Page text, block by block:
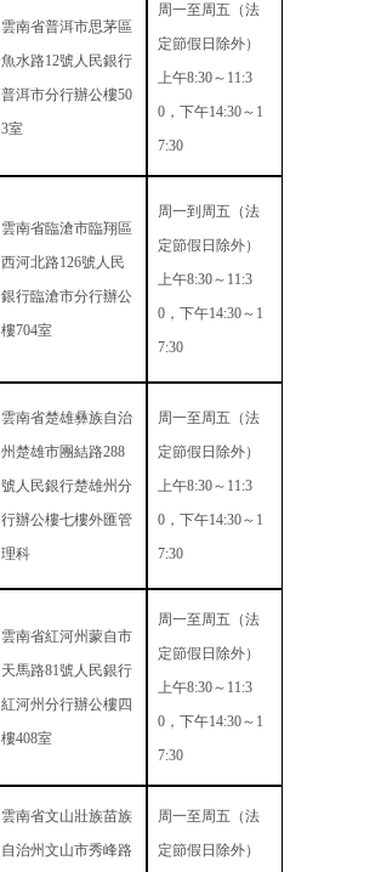
雲南省普洱市思茅區
魚水路12號人民銀行
普洱市分行辦公樓50
3室
周一至周五（法
定節假日除外）
上午8:30～ 11:3
0 ，下午14:30～ 1
7:30
雲南省臨滄市臨翔區
西河北路126號人民
銀行臨滄市分行辦公
樓704室
周一到周五（法
定節假日除外）
上午8:30～ 11:3
0 ，下午14:30～ 1
7:30
雲南省楚雄彝族自治
州楚雄市團結路288
號人民銀行楚雄州分
行辦公樓七樓外匯管
理科
周一至周五（法
定節假日除外）
上午8:30～ 11:3
0 ，下午14:30～ 1
7:30
雲南省紅河州蒙自市
天馬路81號人民銀行
紅河州分行辦公樓四
樓408室
周一至周五（法
定節假日除外）
上午8:30～ 11:3
0 ，下午14:30～ 1
7:30
雲南省文山壯族苗族
自治州文山市秀峰路
周一至周五（法
定節假日除外）